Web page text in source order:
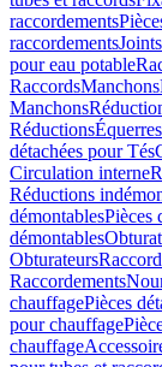
raccordements
raccordements
pour eau potable
RaccordsManchons
Manchons
RéductionsÉquerres
détachées pour Tés
Circulation interne
Réductions
démontablesPièces
démontables
Obturateurs
Raccordements
chauffagePièces
pour chauffage
chauffage